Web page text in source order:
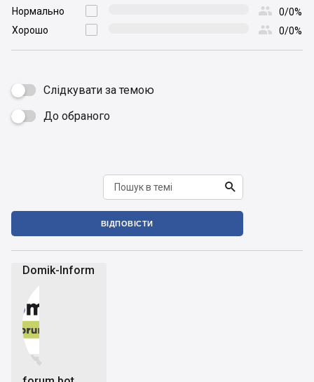

Нормально  0/0%

Хорошо  0/0%
Слідкувати за темою
 До обраного

ВІДПОВІСТИ
Domik-Inform

